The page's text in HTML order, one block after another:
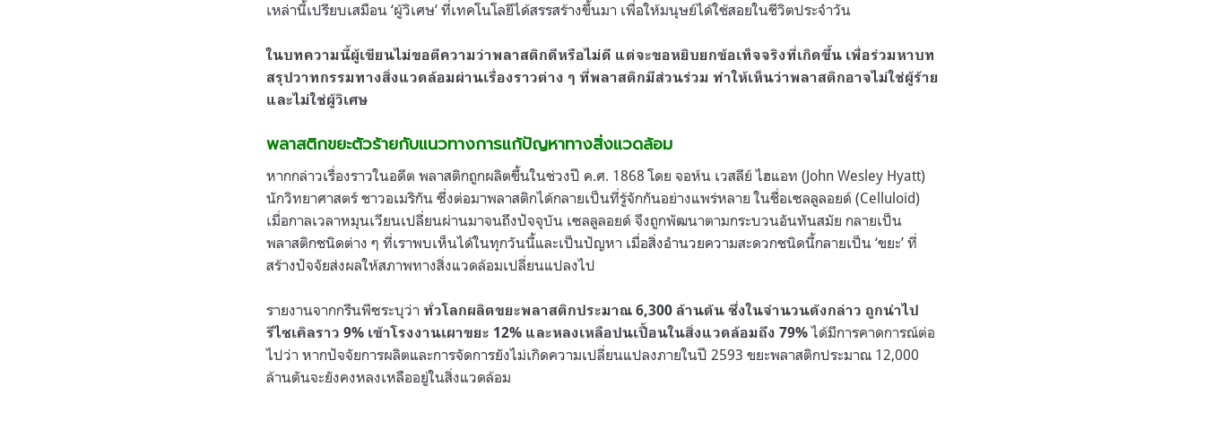
เหล่านี้เปรียบเสมือน ‘ผู้วิเศษ’ ที่เทคโนโลยีได้สรรสร้างขึ้นมา เพื่อให้มนุษย์ได้ใช้สอยในชีวิตประจำวัน
ในบทความนี้ผู้เขียนไม่ขอตีความว่าพลาสติกดีหรือไม่ดี แต่จะขอหยิบยกข้อเท็จจริงที่เกิดขึ้น เพื่อร่วมหาบท
สรุปวาทกรรมทางสิ่งแวดล้อมผ่านเรื่องราวต่าง ๆ ที่พลาสติกมีส่วนร่วม ทำให้เห็นว่าพลาสติกอาจไม่ใช่ผู้ร้าย
และไม่ใช่ผู้วิเศษ
พลาสติกขยะตัวร้ายกับแนวทางการแก้ปัญหาทางสิ่งแวดล้อม
หากกล่าวเรื่องราวในอดีต พลาสติกถูกผลิตขึ้นในช่วงปี ค.ศ. 1868 โดย จอห์น เวสลีย์ ไฮแอท (John Wesley Hyatt)
นักวิทยาศาสตร์ ชาวอเมริกัน ซึ่งต่อมาพลาสติกได้กลายเป็นที่รู้จักกันอย่างแพร่หลาย ในชื่อเซลลูลอยด์ (Celluloid)
เมื่อกาลเวลาหมุนเวียนเปลี่ยนผ่านมาจนถึงปัจจุบัน เซลลูลอยด์ จึงถูกพัฒนาตามกระบวนอันทันสมัย กลายเป็น
พลาสติกชนิดต่าง ๆ ที่เราพบเห็นได้ในทุกวันนี้และเป็นปัญหา เมื่อสิ่งอำนวยความสะดวกชนิดนี้กลายเป็น ‘ขยะ’ ที่
สร้างปัจจัยส่งผลให้สภาพทางสิ่งแวดล้อมเปลี่ยนแปลงไป
รายงานจากกรีนพีซระบุว่า ทั่วโลกผลิตขยะพลาสติกประมาณ 6,300 ล้านตัน ซึ่งในจำนวนดังกล่าว ถูกนำไป
รีไซเคิลราว 9% เข้าโรงงานเผาขยะ 12% และหลงเหลือปนเปื้อนในสิ่งแวดล้อมถึง 79%ได้มีการคาดการณ์ต่อ
ไปว่า หากปัจจัยการผลิตและการจัดการยังไม่เกิดความเปลี่ยนแปลงภายในปี 2593 ขยะพลาสติกประมาณ 12,000
ล้านตันจะยังคงหลงเหลืออยู่ในสิ่งแวดล้อม